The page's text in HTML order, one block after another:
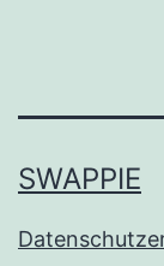
SWAPPIE